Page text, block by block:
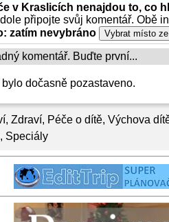
, Zdraví, Péče o dítě, Výchova
, Speciály
v Kraslicích nenajdou to, co
připojte svůj komentář. Obě
zatím nevybráno
komentář. Buďte první...
dočasně pozastaveno.